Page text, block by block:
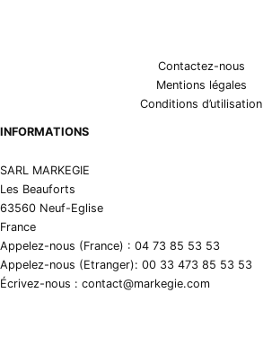
Contactez-nous
Mentions légales
Conditions d’utilisation
INFORMATIONS
SARL MARKEGIE
Les Beauforts
63560 Neuf-Eglise
France
Appelez-nous (France) : 04 73 85 53 53
Appelez-nous (Etranger): 00 33 473 85 53 53
Écrivez-nous : contact@markegie.com